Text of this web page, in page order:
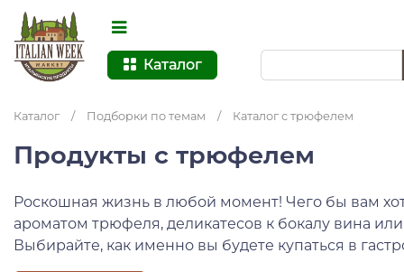
Каталог
Каталог / Подборки по темам / Каталог с трюфелем
Продукты с трюфелем
Роскошная жизнь в любой момент! Чего бы вам
ароматом трюфеля, деликатесов к бокалу вина
Выбирайте, как именно вы будете купаться в